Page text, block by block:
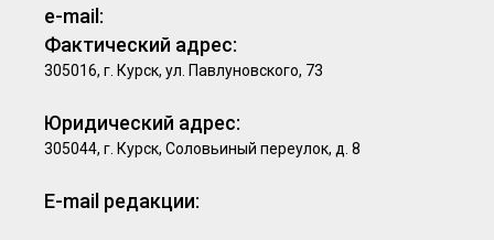
e-mail:
Фактический адрес:
305016, г. Курск, ул. Павлуновского, 73
Юридический адрес:
305044, г. Курск, Соловьиный переулок, д. 8
E-mail редакции: